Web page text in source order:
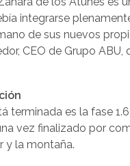
integrarse
de sus nuevos
CEO de Grupo
terminada es la fase
vez finalizado por
y la montaña.